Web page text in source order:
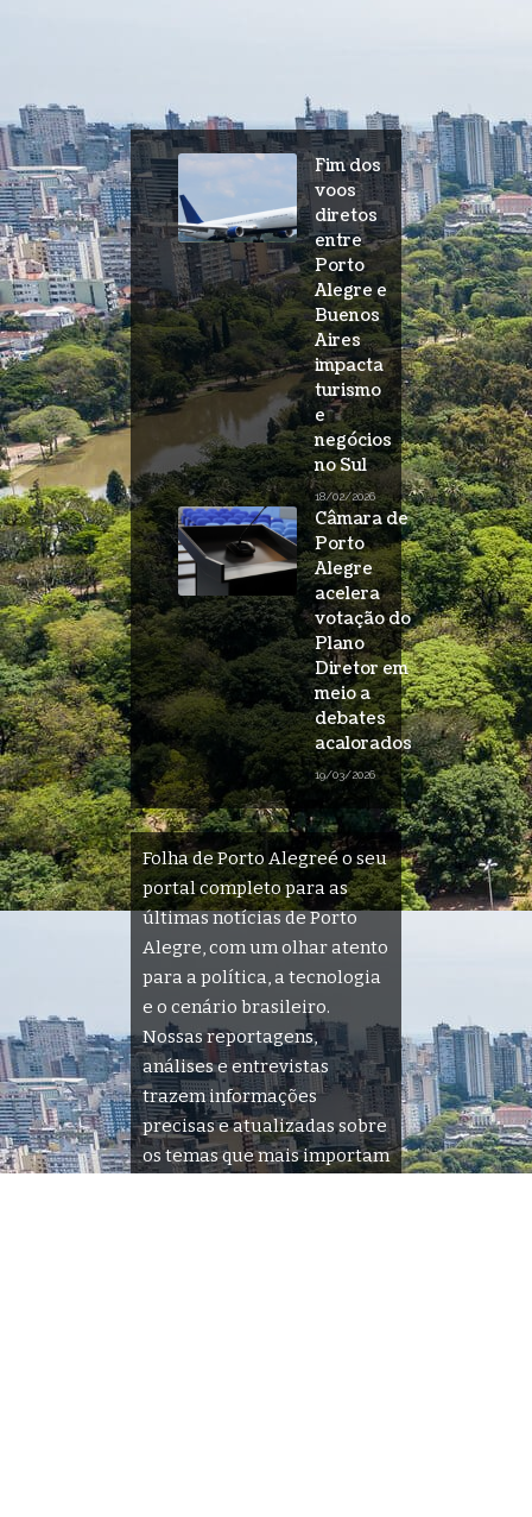
Fim dos
voos
diretos
entre
Porto
Alegre e
Buenos
Aires
impacta
turismo
e
negócios
no Sul
18/02/2026
Câmara de
Porto
Alegre
acelera
votação do
Plano
Diretor em
meio a
debates
acalorados
19/03/2026
Folha de Porto Alegreé o seu
portal completo para as
últimas notícias de Porto
Alegre, com um olhar atento
para a política, a tecnologia
e o cenário brasileiro.
Nossas reportagens,
análises e entrevistas
trazem informações
precisas e atualizadas sobre
os temas que mais importam